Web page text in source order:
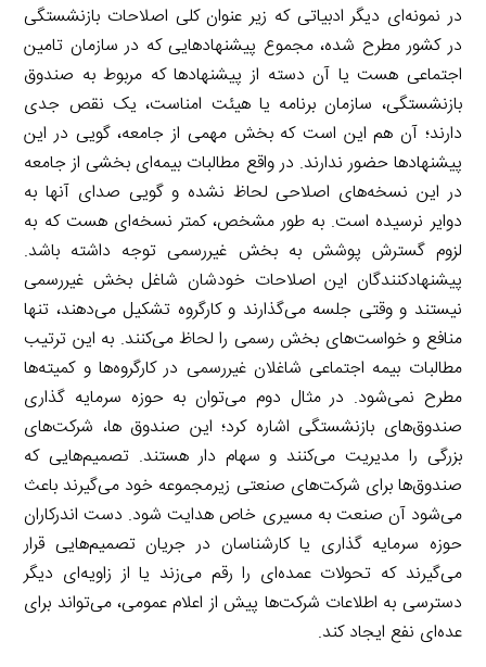
در نمونه‌ای دیگر ادبیاتی که زیر عنوان کلی اصلاحات بازنشستگی
در کشور مطرح شده، مجموع پیشنهادهایی که در سازمان تامین
اجتماعی هست یا آن دسته از پیشنهادها که مربوط به صندوق
بازنشستگی، سازمان برنامه یا هیئت امناست، یک نقص جدی
دارند؛ آن هم این است که بخش مهمی از جامعه، گویی در این
پیشنهادها حضور ندارند. در واقع مطالبات بیمه‌ای بخشی از جامعه
در این نسخه‌های اصلاحی لحاظ نشده و گویی صدای آنها به
دوایر نرسیده است. به طور مشخص، کمتر نسخه‌ای هست که به
لزوم گسترش پوشش به بخش غیررسمی توجه داشته باشد.
پیشنهادکنندگان این اصلاحات خودشان شاغل بخش غیررسمی
نیستند و وقتی جلسه می‌گذارند و کارگروه تشکیل می‌دهند، تنها
منافع و خواست‌های بخش رسمی را لحاظ می‌کنند. به این ترتیب
مطالبات بیمه اجتماعی شاغلان غیررسمی در کارگروه‌ها و کمیته‌ها
مطرح نمی‌شود. در مثال دوم می‌توان به حوزه سرمایه گذاری
صندوق‌های بازنشستگی اشاره کرد؛ این صندوق ها، شرکت‌های
بزرگی را مدیریت می‌کنند و سهام دار هستند. تصمیم‌هایی که
صندوق‌ها برای شرکت‌های صنعتی زیرمجموعه خود می‌گیرند باعث
می‌شود آن صنعت به مسیری خاص هدایت شود. دست اندرکاران
حوزه سرمایه گذاری یا کارشناسان در جریان تصمیم‌هایی قرار
می‌گیرند که تحولات عمده‌ای را رقم می‌زند یا از زاویه‌ای دیگر
دسترسی به اطلاعات شرکت‌ها پیش از اعلام عمومی، می‌تواند برای
عده‌ای نفع ایجاد کند.